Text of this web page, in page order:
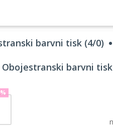
barvni tisk (4/0)
Obojestranski barvni